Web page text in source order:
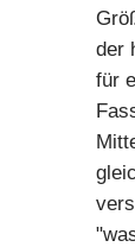
der
für